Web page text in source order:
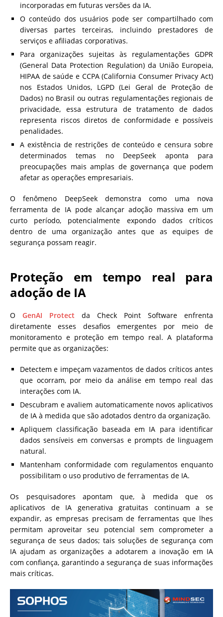
incorporadas em futuras versões da IA.
O conteúdo dos usuários pode ser compartilhado com
diversas partes terceiras, incluindo prestadores de
serviços e afiliadas corporativas.
Para organizações sujeitas às regulamentações GDPR
(General Data Protection Regulation) da União Europeia,
HIPAA de saúde e CCPA (California Consumer Privacy Act)
nos Estados Unidos, LGPD (Lei Geral de Proteção de
Dados) no Brasil ou outras regulamentações regionais de
privacidade, essa estrutura de tratamento de dados
representa riscos diretos de conformidade e possíveis
penalidades.
A existência de restrições de conteúdo e censura sobre
determinados temas no DeepSeek aponta para
preocupações mais amplas de governança que podem
afetar as operações empresariais.
O fenômeno DeepSeek demonstra como uma nova
ferramenta de IA pode alcançar adoção massiva em um
curto período, potencialmente expondo dados críticos
dentro de uma organização antes que as equipes de
segurança possam reagir.
Proteção em tempo real para
adoção de IA
O GenAI Protect da Check Point Software enfrenta
diretamente esses desafios emergentes por meio de
monitoramento e proteção em tempo real. A plataforma
permite que as organizações:
Detectem e impeçam vazamentos de dados críticos antes
que ocorram, por meio da análise em tempo real das
interações com IA.
Descubram e avaliem automaticamente novos aplicativos
de IA à medida que são adotados dentro da organização.
Apliquem classificação baseada em IA para identificar
dados sensíveis em conversas e prompts de linguagem
natural.
Mantenham conformidade com regulamentos enquanto
possibilitam o uso produtivo de ferramentas de IA.
Os pesquisadores apontam que, à medida que os
aplicativos de IA generativa gratuitas continuam a se
expandir, as empresas precisam de ferramentas que lhes
permitam aproveitar seu potencial sem comprometer a
segurança de seus dados; tais soluções de segurança com
IA ajudam as organizações a adotarem a inovação em IA
com confiança, garantindo a segurança de suas informações
mais críticas.